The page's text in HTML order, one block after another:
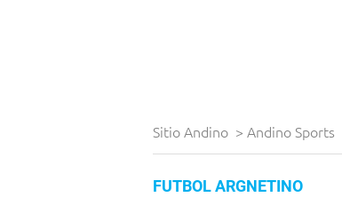
Sitio Andino > Andino Sports
FUTBOL ARGNETINO